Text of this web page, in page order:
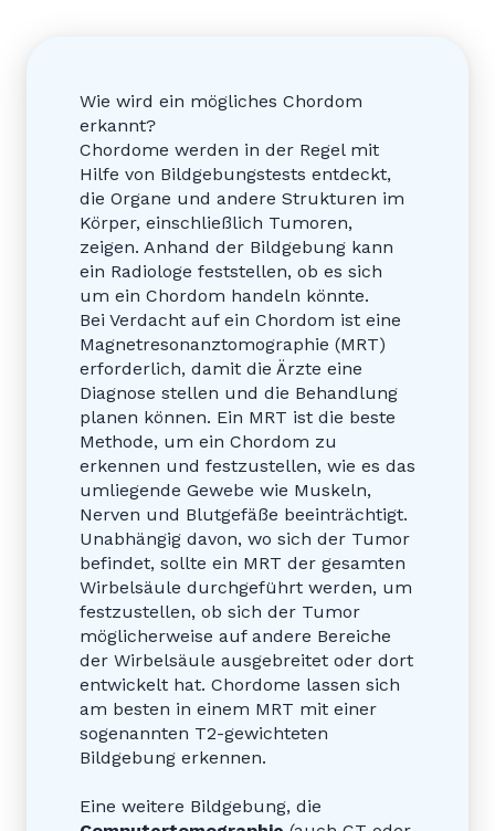
Wie wird ein mögliches Chordom
erkannt?
Chordome werden in der Regel mit
Hilfe von Bildgebungstests entdeckt,
die Organe und andere Strukturen im
Körper, einschließlich Tumoren,
zeigen. Anhand der Bildgebung kann
ein Radiologe feststellen, ob es sich
um ein Chordom handeln könnte.
Bei Verdacht auf ein Chordom ist eine
Magnetresonanztomographie (MRT)
erforderlich, damit die Ärzte eine
Diagnose stellen und die Behandlung
planen können. Ein MRT ist die beste
Methode, um ein Chordom zu
erkennen und festzustellen, wie es das
umliegende Gewebe wie Muskeln,
Nerven und Blutgefäße beeinträchtigt.
Unabhängig davon, wo sich der Tumor
befindet, sollte ein MRT der gesamten
Wirbelsäule durchgeführt werden, um
festzustellen, ob sich der Tumor
möglicherweise auf andere Bereiche
der Wirbelsäule ausgebreitet oder dort
entwickelt hat. Chordome lassen sich
am besten in einem MRT mit einer
sogenannten T2-gewichteten
Bildgebung erkennen.
Eine weitere Bildgebung, die